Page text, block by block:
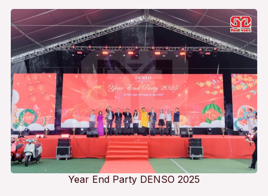
Year End Party DENSO 2025